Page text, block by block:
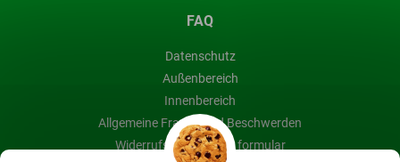
FAQ
Datenschutz
Außenbereich
Innenbereich
Allgemeine Fragen und Beschwerden
Widerrufsbelehrung & formular